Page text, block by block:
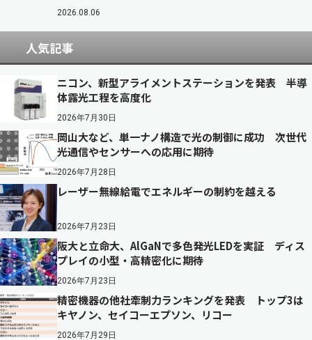
2026.08.06
人気記事
ニコン、新型アライメントステーションを発表 半導
体露光工程を高度化
2026年7月30日
岡山大など、単一ナノ構造で光の制御に成功 次世代
光通信やセンサーへの応用に期待
2026年7月28日
レーザー無線給電でエネルギーの制約を越える
2026年7月23日
阪大と立命大、AlGaNで多色発光LEDを実証 ディス
プレイの小型・高精密化に期待
2026年7月23日
精密機器の他社牽制力ランキングを発表 トップ3は
キヤノン、セイコーエプソン、リコー
2026年7月29日